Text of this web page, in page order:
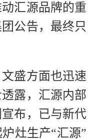
汇源品牌的重
公告，最终只
盛方面也迅速
露，汇源内部
布，已与新代
灶生产“汇源”